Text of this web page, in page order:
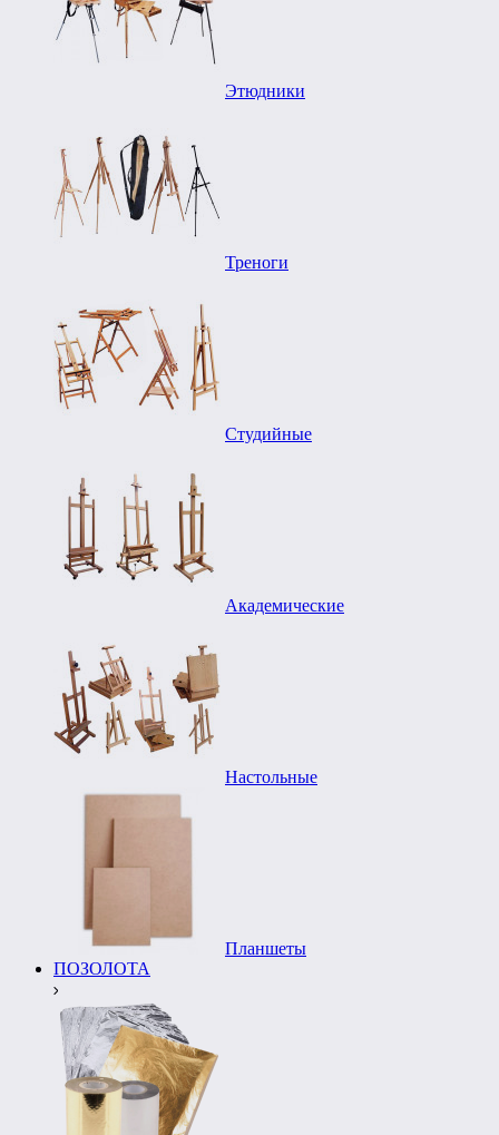
Этюдники
Треноги
Студийные
Академические
Настольные
Планшеты
ПОЗОЛОТА